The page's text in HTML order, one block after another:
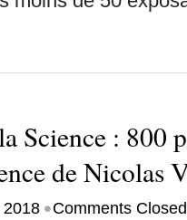
Science : 800
de Nicolas
•Comments Closed